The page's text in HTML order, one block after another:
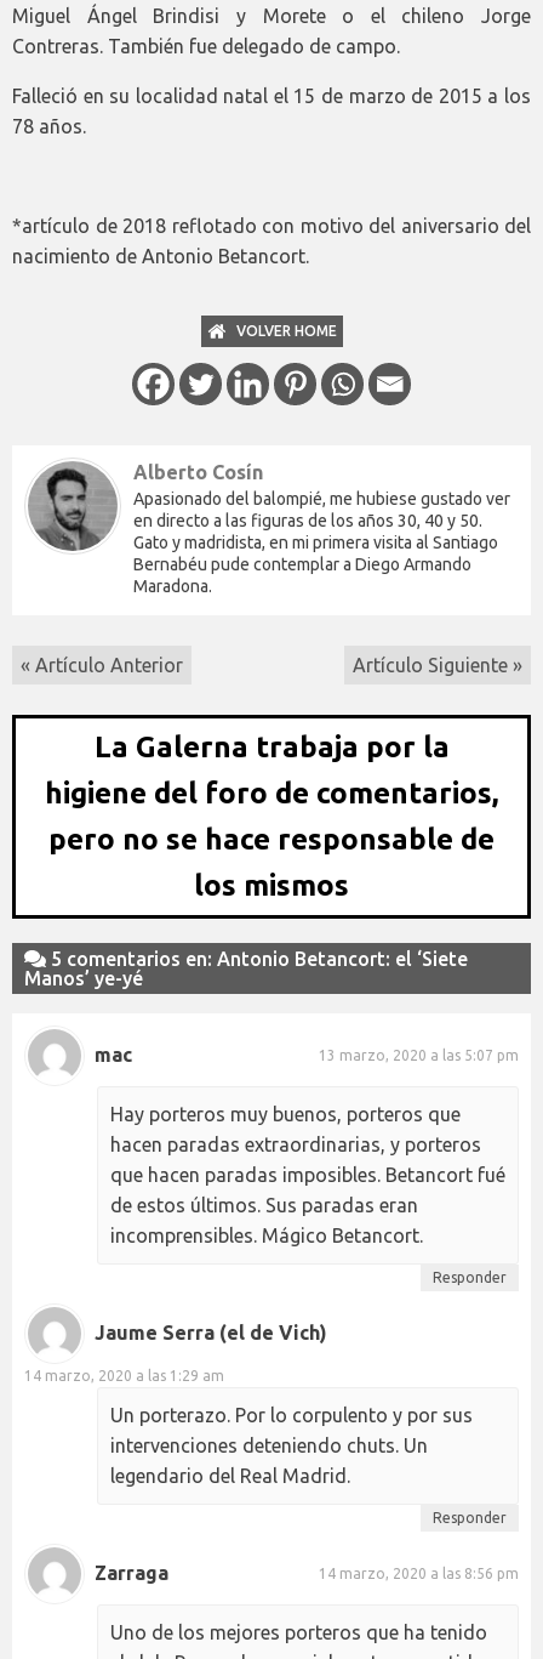
Miguel Ángel Brindisi y Morete o el chileno Jorge
Contreras. También fue delegado de campo.
Falleció en su localidad natal el 15 de marzo de 2015 a los
78 años.
*artículo de 2018 reflotado con motivo del aniversario del
nacimiento de Antonio Betancort.
VOLVER HOME
Alberto Cosín
Apasionado del balompié, me hubiese gustado ver
en directo a las figuras de los años 30, 40 y 50.
Gato y madridista, en mi primera visita al Santiago
Bernabéu pude contemplar a Diego Armando
Maradona.
« Artículo Anterior Artículo Siguiente »
La Galerna trabaja por la
higiene del foro de comentarios,
pero no se hace responsable de
los mismos
5 comentarios en: Antonio Betancort: el ‘Siete
Manos’ ye-yé
mac 13 marzo, 2020 a las 5:07 pm
Hay porteros muy buenos, porteros que
hacen paradas extraordinarias, y porteros
que hacen paradas imposibles. Betancort fué
de estos últimos. Sus paradas eran
incomprensibles. Mágico Betancort.
Responder
Jaume Serra (el de Vich)
14 marzo, 2020 a las 1:29 am
Un porterazo. Por lo corpulento y por sus
intervenciones deteniendo chuts. Un
legendario del Real Madrid.
Responder
Zarraga 14 marzo, 2020 a las 8:56 pm
Uno de los mejores porteros que ha tenido